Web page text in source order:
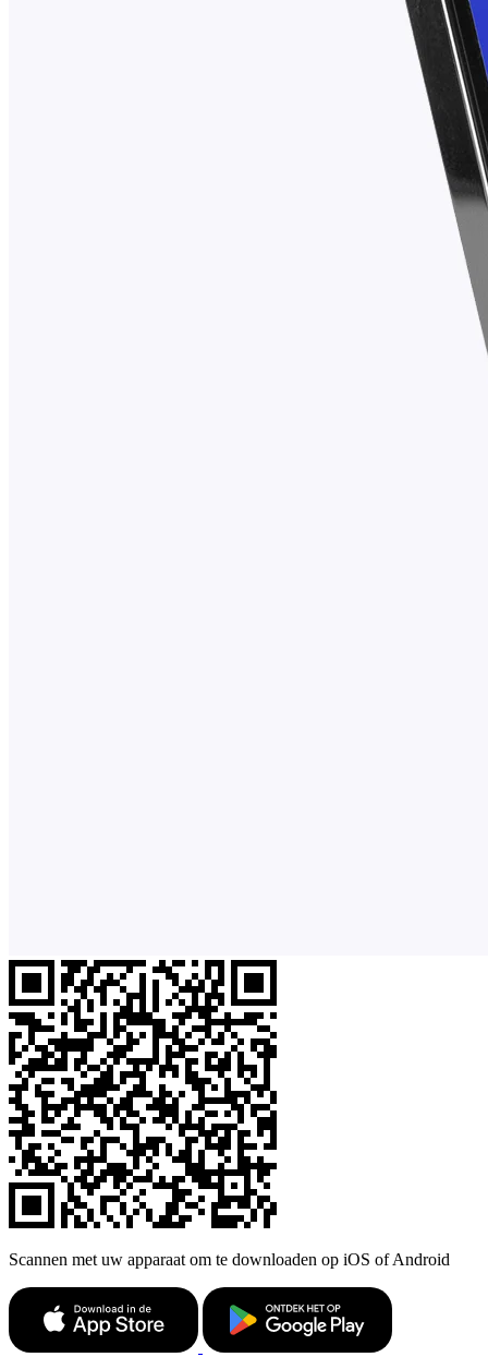
Scannen met uw apparaat om te downloaden op iOS of Android